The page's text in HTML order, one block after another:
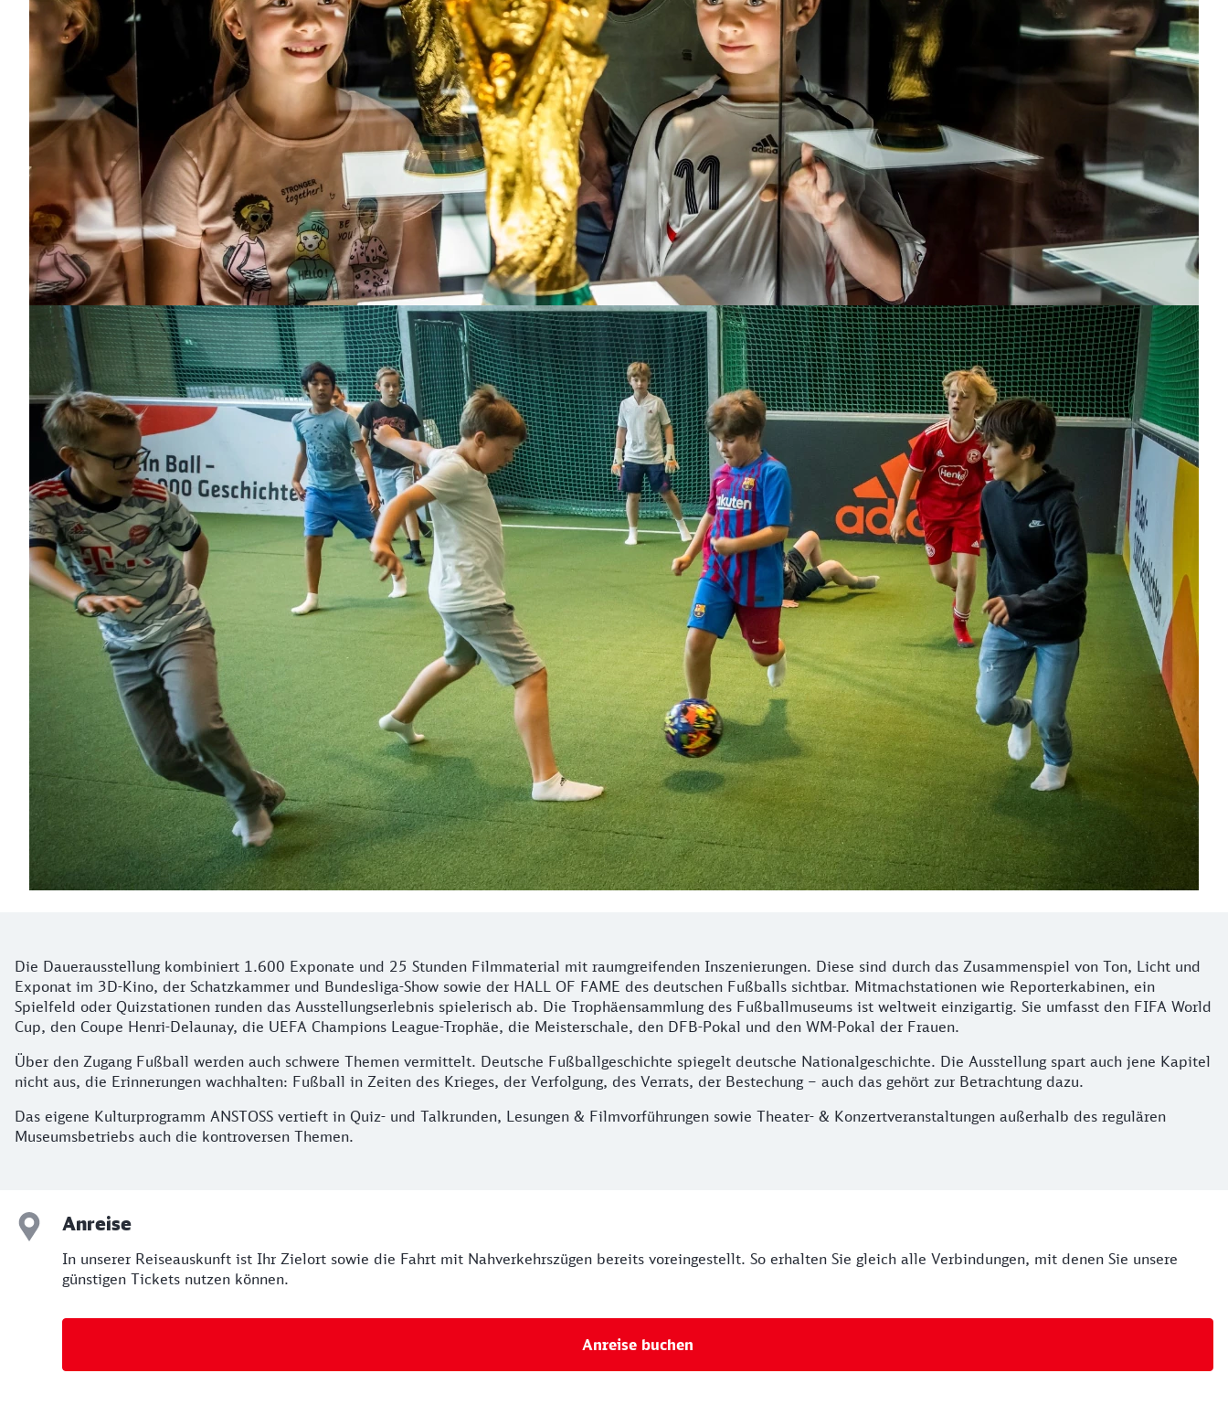
Die Dauerausstellung kombiniert 1.600 Exponate und 25 Stunden Filmmaterial mit raumgreifenden Inszenierungen. Diese sind durch das Zusammenspiel von Ton, Licht und
Exponat im 3D-Kino, der Schatzkammer und Bundesliga-Show sowie der HALL OF FAME des deutschen Fußballs sichtbar. Mitmachstationen wie Reporterkabinen, ein
Spielfeld oder Quizstationen runden das Ausstellungserlebnis spielerisch ab. Die Trophäensammlung des Fußballmuseums ist weltweit einzigartig. Sie umfasst den FIFA World
Cup, den Coupe Henri-Delaunay, die UEFA Champions League-Trophäe, die Meisterschale, den DFB-Pokal und den WM-Pokal der Frauen.
Über den Zugang Fußball werden auch schwere Themen vermittelt. Deutsche Fußballgeschichte spiegelt deutsche Nationalgeschichte. Die Ausstellung spart auch jene Kapitel
nicht aus, die Erinnerungen wachhalten: Fußball in Zeiten des Krieges, der Verfolgung, des Verrats, der Bestechung – auch das gehört zur Betrachtung dazu.
Das eigene Kulturprogramm ANSTOSS vertieft in Quiz- und Talkrunden, Lesungen & Filmvorführungen sowie Theater- & Konzertveranstaltungen außerhalb des regulären
Museumsbetriebs auch die kontroversen Themen.
Anreise
In unserer Reiseauskunft ist Ihr Zielort sowie die Fahrt mit Nahverkehrszügen bereits voreingestellt. So erhalten Sie gleich alle Verbindungen, mit denen Sie unsere
günstigen Tickets nutzen können.
Anreise buchen